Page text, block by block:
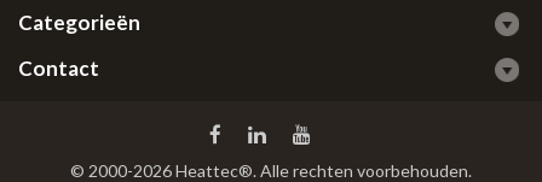
Categorieën
Contact
© 2000-2026 Heattec®. Alle rechten voorbehouden.